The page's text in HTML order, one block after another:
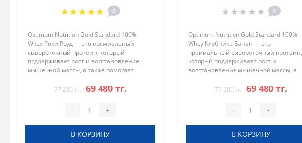
2
Optimum Nutrition Gold Standard 100%
Whey Роки Роуд — это премиальный
сывороточный протеин, который
поддерживает рост и восстановление
мышечной массы, а также помогает
высокому качеству и приятному вкусу
77 200 тг. 69 480 тг.
- +
В КОРЗИНУ
0
Optimum Nutrition Gold Standard 100%
Whey Клубника-Банан — это
премиальный сывороточный протеин,
который поддерживает рост и
восстановление мышечной массы, а
целей. Благодаря высокому качеству и
77 200 тг. 69 480 тг.
- +
В КОРЗИНУ